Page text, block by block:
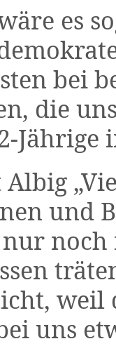
es
bei
die
Jährige
und
nur
uns